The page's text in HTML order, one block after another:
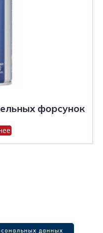
форсунок
данных